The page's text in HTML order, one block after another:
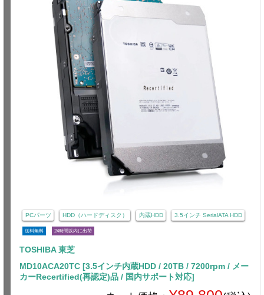
PCパーツ HDD（ハードディスク） 内蔵HDD 3.5インチ SerialATA HDD
送料無料 24時間以内に出荷
TOSHIBA 東芝
MD10ACA20TC [3.5インチ内蔵HDD / 20TB / 7200rpm / メー
カーRecertified(再認定)品 / 国内サポート対応]